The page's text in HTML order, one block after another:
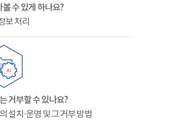
수 있게 하나요?
보 처리
거부할 수 있나요?
설치·운영 및 그 거부 방법